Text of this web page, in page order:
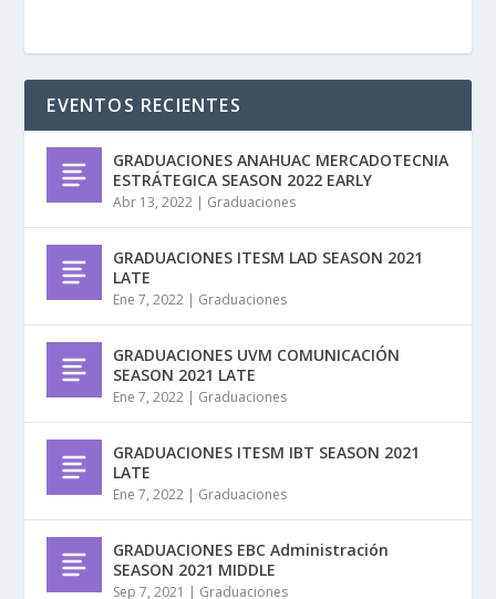
EVENTOS RECIENTES
GRADUACIONES ANAHUAC MERCADOTECNIA
ESTRÁTEGICA SEASON 2022 EARLY
Abr 13, 2022 | Graduaciones
GRADUACIONES ITESM LAD SEASON 2021
LATE
Ene 7, 2022 | Graduaciones
GRADUACIONES UVM COMUNICACIÓN
SEASON 2021 LATE
Ene 7, 2022 | Graduaciones
GRADUACIONES ITESM IBT SEASON 2021
LATE
Ene 7, 2022 | Graduaciones
GRADUACIONES EBC Administración
SEASON 2021 MIDDLE
Sep 7, 2021 | Graduaciones